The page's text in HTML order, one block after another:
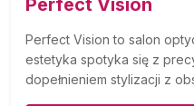
Perfect Vision
Perfect Vision to salon
estetyka spotyka się z
dopełnieniem stylizacji z